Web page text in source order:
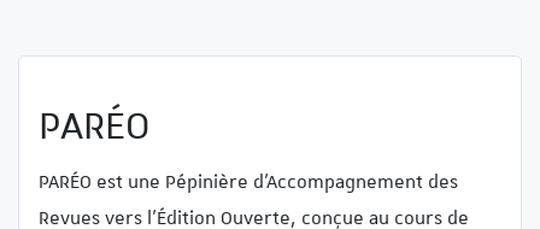
PARÉO
PARÉO est une Pépinière d’Accompagnement des
Revues vers l’Édition Ouverte, conçue au cours de